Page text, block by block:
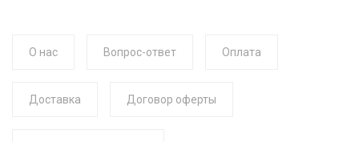
О нас Вопрос-ответ Оплата
Доставка Договор оферты